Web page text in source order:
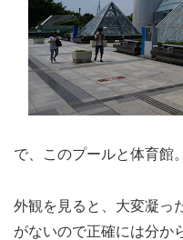
で、このプールと体育館。
外観を見ると、大変凝っ
がないので正確には分か